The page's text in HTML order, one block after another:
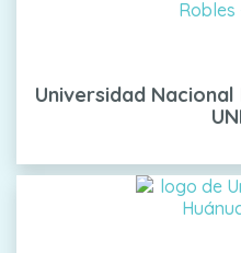
Universidad